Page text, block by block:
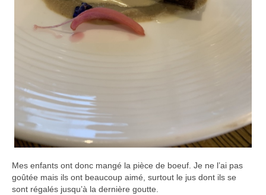
Mes enfants ont donc mangé la pièce de boeuf. Je ne l’ai pas
goûtée mais ils ont beaucoup aimé, surtout le jus dont ils se
sont régalés jusqu’à la dernière goutte.